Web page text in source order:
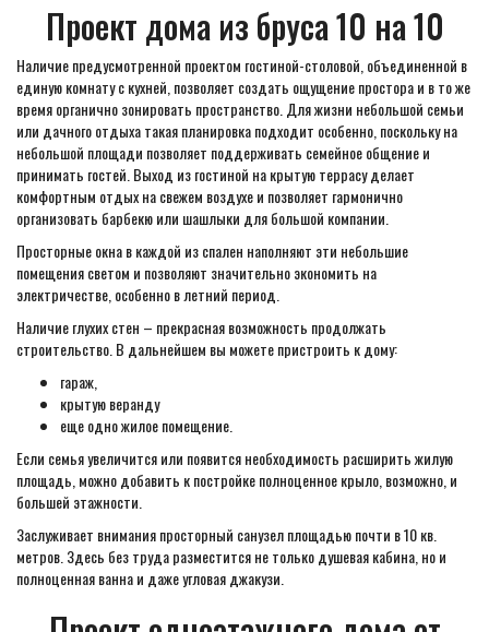
Проект дома из бруса 10 на 10
Наличие предусмотренной проектом гостиной-столовой, объединенной в
единую комнату с кухней, позволяет создать ощущение простора и в то же
время органично зонировать пространство. Для жизни небольшой семьи
или дачного отдыха такая планировка подходит особенно, поскольку на
небольшой площади позволяет поддерживать семейное общение и
принимать гостей. Выход из гостиной на крытую террасу делает
комфортным отдых на свежем воздухе и позволяет гармонично
организовать барбекю или шашлыки для большой компании.
Просторные окна в каждой из спален наполняют эти небольшие
помещения светом и позволяют значительно экономить на
электричестве, особенно в летний период.
Наличие глухих стен – прекрасная возможность продолжать
строительство. В дальнейшем вы можете пристроить к дому:
гараж,
крытую веранду
еще одно жилое помещение.
Если семья увеличится или появится необходимость расширить жилую
площадь, можно добавить к постройке полноценное крыло, возможно, и
большей этажности.
Заслуживает внимания просторный санузел площадью почти в 10 кв.
метров. Здесь без труда разместится не только душевая кабина, но и
полноценная ванна и даже угловая джакузи.